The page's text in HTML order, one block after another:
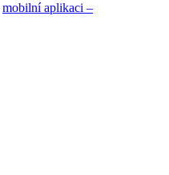
mobilní aplikaci –